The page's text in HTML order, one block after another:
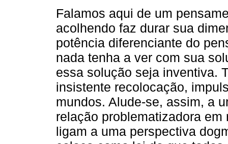
Falamos aqui de um
acolhendo faz durar sua
potência diferenciante do
nada tenha a ver com sua
essa solução seja inventiva.
insistente recolocação,
mundos. Alude-se, assim, a
relação problematizadora
ligam a uma perspectiva